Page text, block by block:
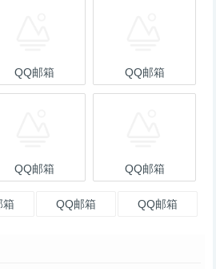
QQ邮箱 QQ邮箱
QQ邮箱 QQ邮箱
箱 QQ邮箱 QQ邮箱